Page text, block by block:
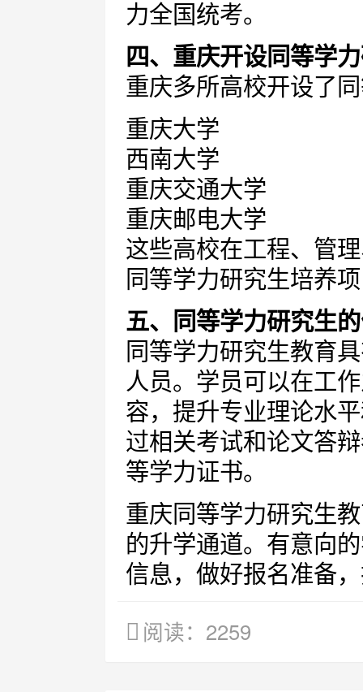
力全国统考。
四、重庆开设同等学
重庆多所高校开设了
重庆大学
西南大学
重庆交通大学
重庆邮电大学
这些高校在工程、管
同等学力研究生培养
五、同等学力研究生
同等学力研究生教育
人员。学员可以在工
容，提升专业理论水
过相关考试和论文答
等学力证书。
重庆同等学力研究生
的升学通道。有意向
信息，做好报名准备
阅读：2259